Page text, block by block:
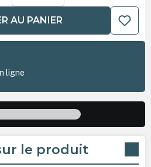
AU PANIER
ligne
le produit